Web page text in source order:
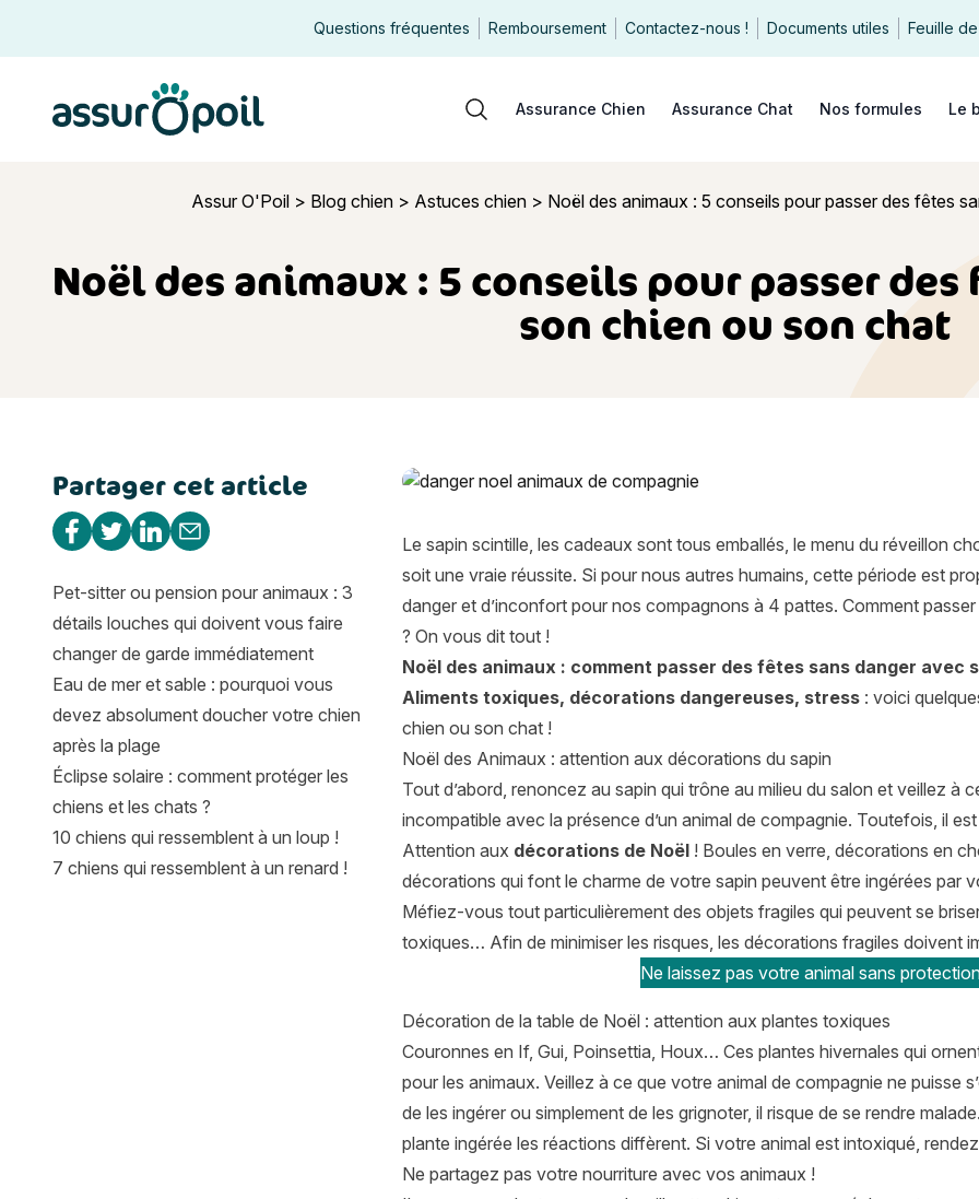
Questions fréquentes Remboursement Contactez-nous ! Documents utiles Feuille
Rechercher
Assurance Chien Assurance Chat Nos formules Le
Assur O'Poil> Blog chien> Astuces chien> Noël des animaux : 5 conseils pour passer des fêtes
Noël des animaux : 5 conseils pour passer des
son chien ou son chat
Noël des animaux : 5 conseils pour passer des fêtes sans danger avec
Le sapin scintille, les cadeaux sont tous emballés, le menu du réveillon
soit une vraie réussite. Si pour nous autres humains, cette période est
danger et d’inconfort pour nos compagnons à 4 pattes. Comment passer
? On vous dit tout !
Noël des animaux : comment passer des fêtes sans danger avec
Aliments toxiques, décorations dangereuses, stress : voici
chien ou son chat !
Noël des Animaux : attention aux décorations du sapin
Tout d’abord, renoncez au sapin qui trône au milieu du salon et veillez à
incompatible avec la présence d’un animal de compagnie. Toutefois, il
Attention aux décorations de Noël ! Boules en verre, décorations en
décorations qui font le charme de votre sapin peuvent être ingérées par
Méfiez-vous tout particulièrement des objets fragiles qui peuvent se
toxiques… Afin de minimiser les risques, les décorations fragiles doivent
Ne laissez pas votre animal sans
Décoration de la table de Noël : attention aux plantes toxiques
Couronnes en If, Gui, Poinsettia, Houx… Ces plantes hivernales qui
pour les animaux. Veillez à ce que votre animal de compagnie ne puisse
de les ingérer ou simplement de les grignoter, il risque de se rendre
plante ingérée les réactions diffèrent. Si votre animal est intoxiqué,
Ne partagez pas votre nourriture avec vos animaux !
Partager cet article
Partager sur Facebook
Partager sur Twitter
Partager sur Linkedin
Partager par e-mail
Pet-sitter ou pension pour animaux : 3
détails louches qui doivent vous faire
changer de garde immédiatement
Eau de mer et sable : pourquoi vous
devez absolument doucher votre chien
après la plage
Éclipse solaire : comment protéger les
chiens et les chats ?
10 chiens qui ressemblent à un loup !
7 chiens qui ressemblent à un renard !